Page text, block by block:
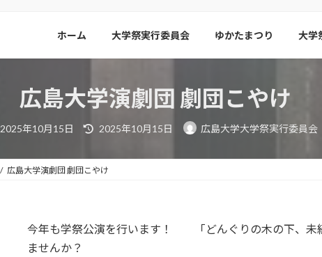
ホーム 大学祭実行委員会 ゆかたまつり 大学
広島大学演劇団 劇団こやけ
2025年10月15日
最
終
日
時
2025年10月15日 広島大学大学祭実行委員会
広島大学演劇団 劇団こやけ
今年も学祭公演を行います！ 「どんぐりの木の下、
ませんか？